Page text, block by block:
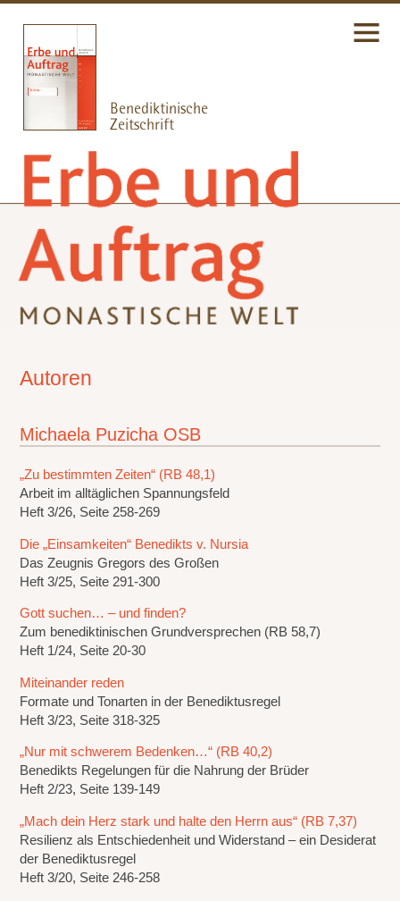
Autoren
Michaela Puzicha OSB
„Zu bestimmten Zeiten“ (RB 48,1)
Arbeit im alltäglichen Spannungsfeld
Heft 3/26, Seite 258-269
Die „Einsamkeiten“ Benedikts v. Nursia
Das Zeugnis Gregors des Großen
Heft 3/25, Seite 291-300
Gott suchen… – und finden?
Zum benediktinischen Grundversprechen (RB 58,7)
Heft 1/24, Seite 20-30
Miteinander reden
Formate und Tonarten in der Benediktusregel
Heft 3/23, Seite 318-325
„Nur mit schwerem Bedenken…“ (RB 40,2)
Benedikts Regelungen für die Nahrung der Brüder
Heft 2/23, Seite 139-149
„Mach dein Herz stark und halte den Herrn aus“ (RB 7,37)
Resilienz als Entschiedenheit und Widerstand – ein Desiderat
der Benediktusregel
Heft 3/20, Seite 246-258